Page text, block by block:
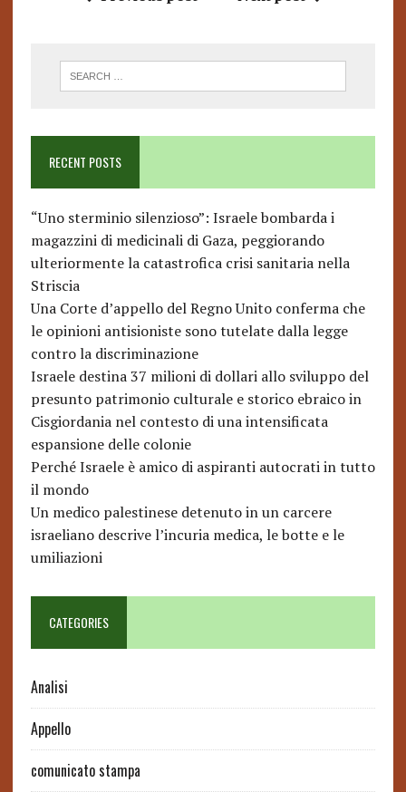
RECENT POSTS
“Uno sterminio silenzioso”: Israele bombarda i
magazzini di medicinali di Gaza, peggiorando
ulteriormente la catastrofica crisi sanitaria nella
Striscia
Una Corte d’appello del Regno Unito conferma che
le opinioni antisioniste sono tutelate dalla legge
contro la discriminazione
Israele destina 37 milioni di dollari allo sviluppo del
presunto patrimonio culturale e storico ebraico in
Cisgiordania nel contesto di una intensificata
espansione delle colonie
Perché Israele è amico di aspiranti autocrati in tutto
il mondo
Un medico palestinese detenuto in un carcere
israeliano descrive l’incuria medica, le botte e le
umiliazioni
CATEGORIES
Analisi
Appello
comunicato stampa